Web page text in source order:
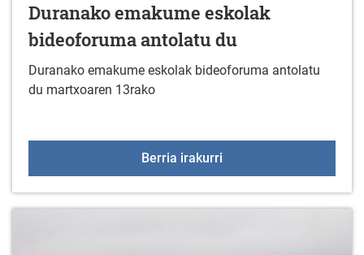
Duranako emakume eskolak
bideoforuma antolatu du
Duranako emakume eskolak bideoforuma antolatu
du martxoaren 13rako
Berria irakurri